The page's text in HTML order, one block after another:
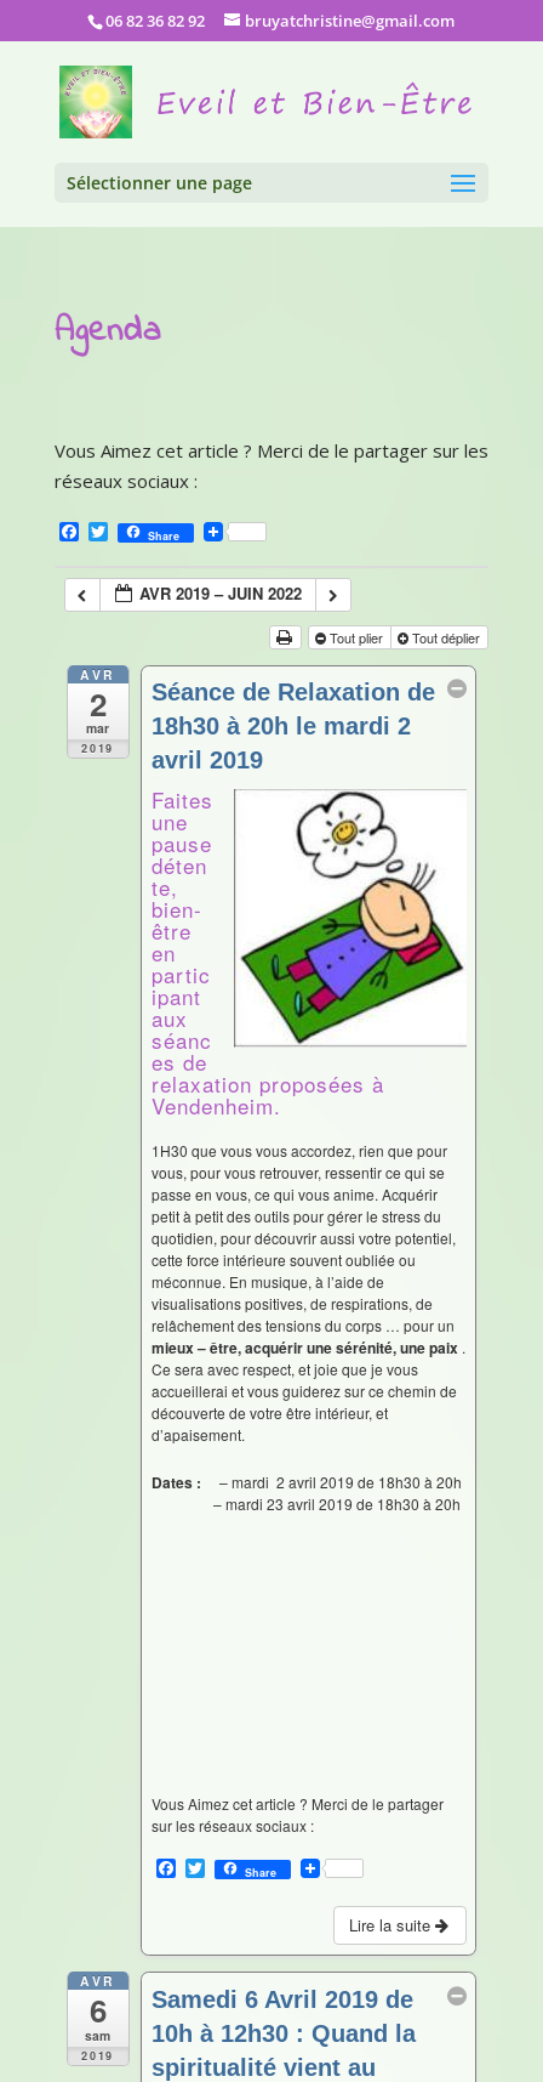
06 82 36 82 92 bruyatchristine@gmail.com
Sélectionner une page
Agenda
Vous Aimez cet article ? Merci de le partager sur les
réseaux sociaux :
Facebook
Twitter
Share
AVR 2019 – JUIN 2022
Tout plier Tout déplier
AVR
2
mar
2019
Séance de Relaxation de
18h30 à 20h le mardi 2
avril 2019
Faites
une
pause
déten
te,
bien-
être
en
partic
ipant
aux
séanc
es de
relaxation proposées à
Vendenheim.
1H30 que vous vous accordez, rien que pour
vous, pour vous retrouver, ressentir ce qui se
passe en vous, ce qui vous anime. Acquérir
petit à petit des outils pour gérer le stress du
quotidien, pour découvrir aussi votre potentiel,
cette force intérieure souvent oubliée ou
méconnue. En musique, à l’aide de
visualisations positives, de respirations, de
relâchement des tensions du corps … pour un
mieux –être, acquérir une sérénité, une paix .
Ce sera avec respect, et joie que je vous
accueillerai et vous guiderez sur ce chemin de
découverte de votre être intérieur, et
d’apaisement.
Dates : – mardi 2 avril 2019 de 18h30 à 20h
– mardi 23 avril 2019 de 18h30 à 20h
Vous Aimez cet article ? Merci de le partager
sur les réseaux sociaux :
F
a
o
k
T
w
e
Share
Lire la suite
AVR
6
sam
2019
Samedi 6 Avril 2019 de
10h à 12h30 : Quand la
spiritualité vient au